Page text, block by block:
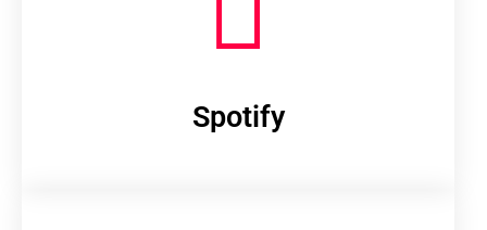
Spotify